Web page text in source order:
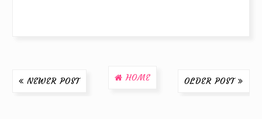
NEWER POST OLDER POST
HOME